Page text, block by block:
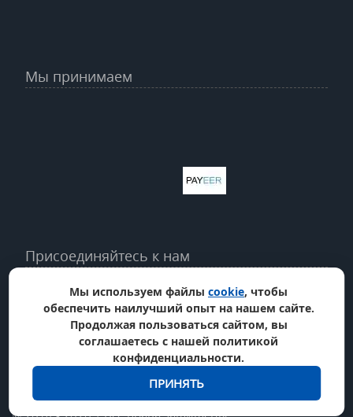
Мы принимаем
Присоединяйтесь к нам
Мы используем файлы cookie, чтобы
обеспечить наилучший опыт на нашем сайте.
Продолжая пользоваться сайтом, вы
соглашаетесь с нашей политикой
конфиденциальности.
ПРИНЯТЬ